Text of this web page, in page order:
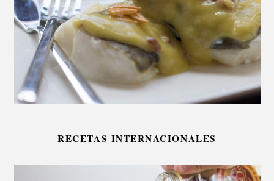
RECETAS INTERNACIONALES